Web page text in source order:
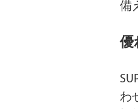
備
優
わ